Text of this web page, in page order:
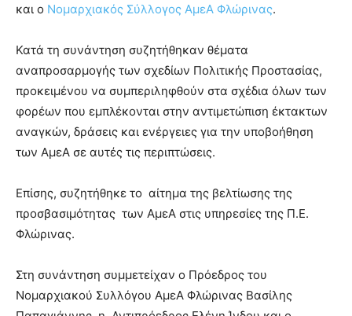
και ο Νομαρχιακός Σύλλογος ΑμεΑ Φλώρινας.
Κατά τη συνάντηση συζητήθηκαν θέματα
αναπροσαρμογής των σχεδίων Πολιτικής Προστασίας,
προκειμένου να συμπεριληφθούν στα σχέδια όλων των
φορέων που εμπλέκονται στην αντιμετώπιση έκτακτων
αναγκών, δράσεις και ενέργειες για την υποβοήθηση
των ΑμεΑ σε αυτές τις περιπτώσεις.
Επίσης, συζητήθηκε το αίτημα της βελτίωσης της
προσβασιμότητας των ΑμεΑ στις υπηρεσίες της Π.Ε.
Φλώρινας.
Στη συνάντηση συμμετείχαν ο Πρόεδρος του
Νομαρχιακού Συλλόγου ΑμεΑ Φλώρινας Βασίλης